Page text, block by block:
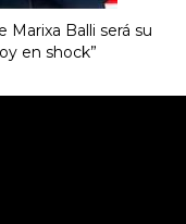
Marixa Balli será su
en shock”